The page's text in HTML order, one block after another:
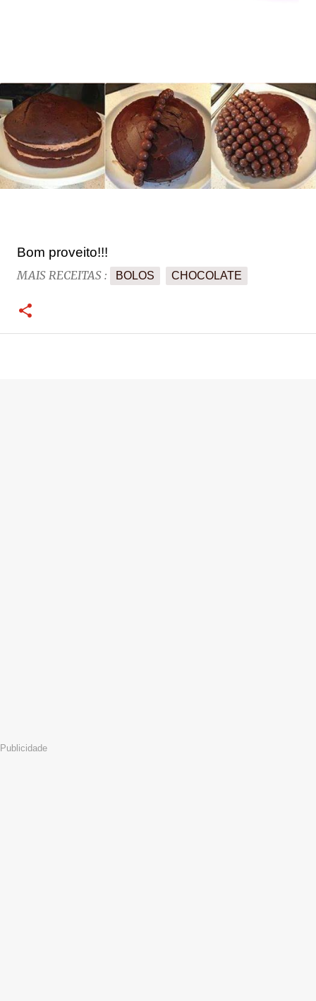
Bom proveito!!!
MAIS RECEITAS : BOLOS CHOCOLATE
Publicidade